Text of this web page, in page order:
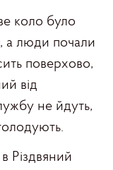
коло було
а люди почали
поверхово,
від
не йдуть,
Різдвяний